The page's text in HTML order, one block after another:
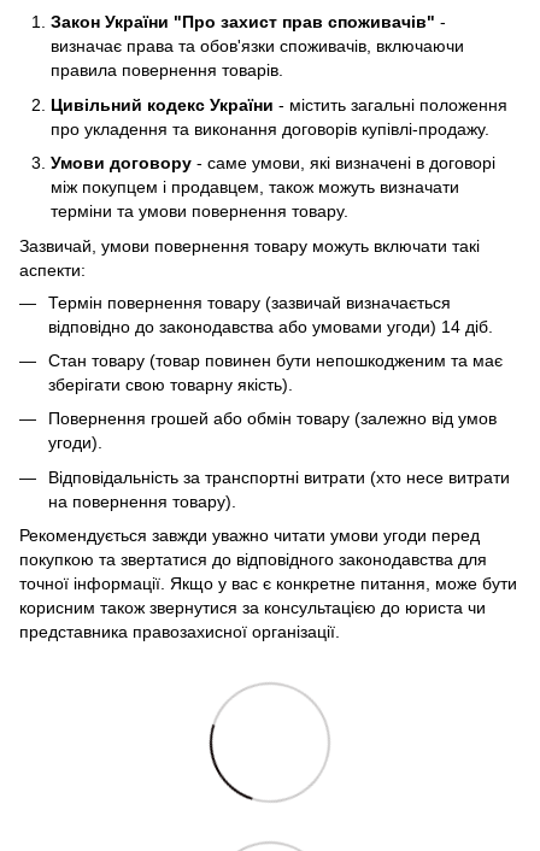
Закон України "Про захист прав споживачів" -
визначає права та обов'язки споживачів, включаючи
правила повернення товарів.
Цивільний кодекс України - містить загальні положення
про укладення та виконання договорів купівлі-продажу.
Умови договору - саме умови, які визначені в договорі
між покупцем і продавцем, також можуть визначати
терміни та умови повернення товару.
Зазвичай, умови повернення товару можуть включати такі
аспекти:
Термін повернення товару (зазвичай визначається
відповідно до законодавства або умовами угоди) 14 діб.
Стан товару (товар повинен бути непошкодженим та має
зберігати свою товарну якість).
Повернення грошей або обмін товару (залежно від умов
угоди).
Відповідальність за транспортні витрати (хто несе витрати
на повернення товару).
Рекомендується завжди уважно читати умови угоди перед
покупкою та звертатися до відповідного законодавства для
точної інформації. Якщо у вас є конкретне питання, може бути
корисним також звернутися за консультацією до юриста чи
представника правозахисної організації.